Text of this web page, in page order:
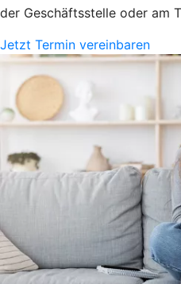
der Geschäftsstelle oder am
Jetzt Termin vereinbaren